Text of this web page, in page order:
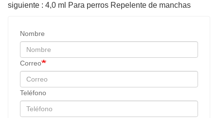
siguiente : 4,0 ml Para perros Repelente de manchas
Nombre
Correo
Teléfono